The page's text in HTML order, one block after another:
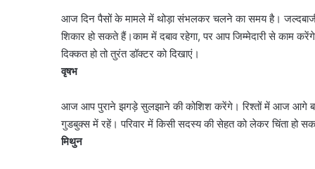
आज दिन पैसों के मामले में थोड़ा संभलकर चलने का समय है।
शिकार हो सकते हैं।काम में दबाव रहेगा, पर आप जिम्मेदारी से काम
दिक्कत हो तो तुरंत डॉक्टर को दिखाएं।
वृषभ
आज आप पुराने झगड़े सुलझाने की कोशिश करेंगे। रिश्तों में आज आगे
गुडबुक्स में रहें। परिवार में किसी सदस्य की सेहत को लेकर चिंता हो
मिथुन